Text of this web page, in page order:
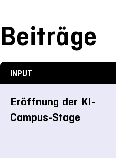
Beiträge
INPUT
Eröffnung der KI-
Campus-Stage